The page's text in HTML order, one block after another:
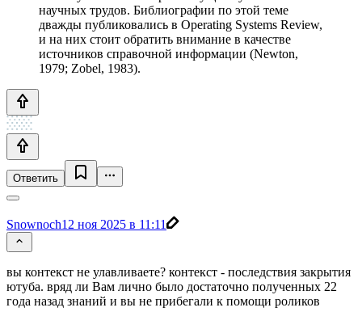
научных трудов. Библиографии по этой теме
дважды публиковались в Operating Systems Review,
и на них стоит обратить внимание в качестве
источников справочной информации (Newton,
1979; Zobel, 1983).
Ответить
Snownoch12 ноя 2025 в 11:11
вы контекст не улавливаете? контекст - последствия закрытия
ютуба. вряд ли Вам лично было достаточно полученных 22
года назад знаний и вы не прибегали к помощи роликов